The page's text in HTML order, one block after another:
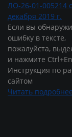
ЛО-26-01-005214
декабря 2019 г.
Если вы
ошибку в тексте,
пожалуйста,
и нажмите
Инструкция по
сайтом
Читать подробнее